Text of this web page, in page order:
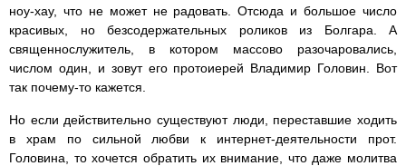
ноу-хау, что не может не радовать. Отсюда и большое число
красивых, но безсодержательных роликов из Болгара. А
священнослужитель, в котором массово разочаровались,
числом один, и зовут его протоиерей Владимир Головин. Вот
так почему-то кажется.
Но если действительно существуют люди, переставшие ходить
в храм по сильной любви к интернет-деятельности прот.
Головина, то хочется обратить их внимание, что даже молитва